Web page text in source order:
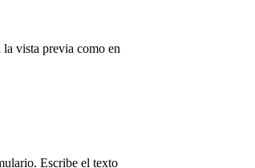
la vista previa como en
Escribe el texto